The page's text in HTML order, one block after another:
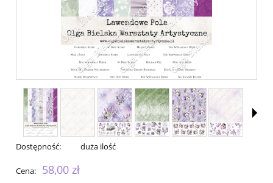
Dostępność: duża ilość
Cena: 58,00 zł